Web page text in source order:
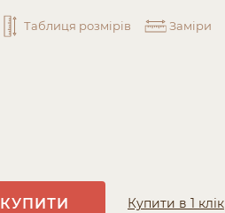
Таблиця розмірів Заміри
КУПИТИ Купити в 1 клік